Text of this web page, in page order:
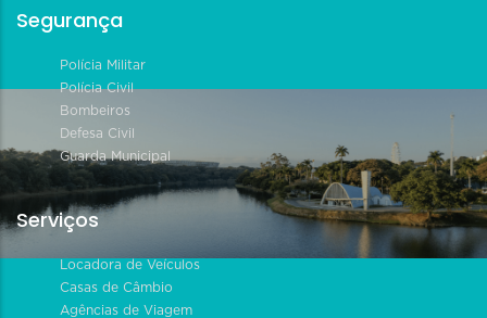
Segurança
Polícia Militar
Polícia Civil
Bombeiros
Defesa Civil
Guarda Municipal
Serviços
Locadora de Veículos
Casas de Câmbio
Agências de Viagem